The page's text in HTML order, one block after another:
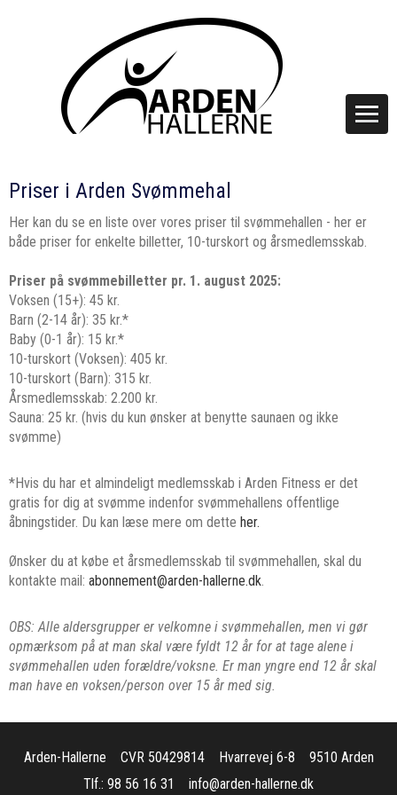
Priser i Arden Svømmehal
Her kan du se en liste over vores priser til svømmehallen - her er
både priser for enkelte billetter, 10-turskort og årsmedlemsskab.
Priser på svømmebilletter pr. 1. august 2025:
Voksen (15+): 45 kr.
Barn (2-14 år): 35 kr.*
Baby (0-1 år): 15 kr.*
10-turskort (Voksen): 405 kr.
10-turskort (Barn): 315 kr.
Årsmedlemsskab: 2.200 kr.
Sauna: 25 kr. (hvis du kun ønsker at benytte saunaen og ikke
svømme)
*Hvis du har et almindeligt medlemsskab i Arden Fitness er det
gratis for dig at svømme indenfor svømmehallens offentlige
åbningstider. Du kan læse mere om dette her.
Ønsker du at købe et årsmedlemsskab til svømmehallen, skal du
kontakte mail: abonnement@arden-hallerne.dk.
OBS: Alle aldersgrupper er velkomne i svømmehallen, men vi gør
opmærksom på at man skal være fyldt 12 år for at tage alene i
svømmehallen uden forældre/voksne. Er man yngre end 12 år skal
man have en voksen/person over 15 år med sig.
Arden-Hallerne CVR 50429814 Hvarrevej 6-8
9510 Arden
Tlf.: 98 56 16 31
info@arden-hallerne.dk